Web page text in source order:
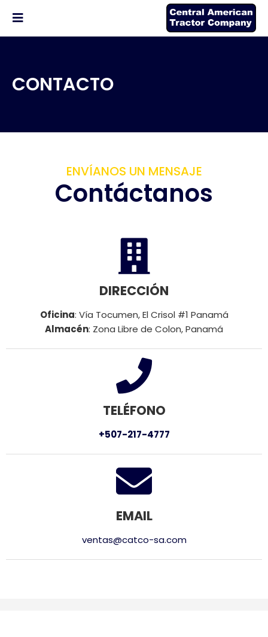
CONTACTO
ENVÍANOS UN MENSAJE
Contáctanos
DIRECCIÓN
Oficina: Vía Tocumen, El Crisol #1 Panamá
Almacén: Zona Libre de Colon, Panamá
TELÉFONO
+507-217-4777
EMAIL
ventas@catco-sa.com